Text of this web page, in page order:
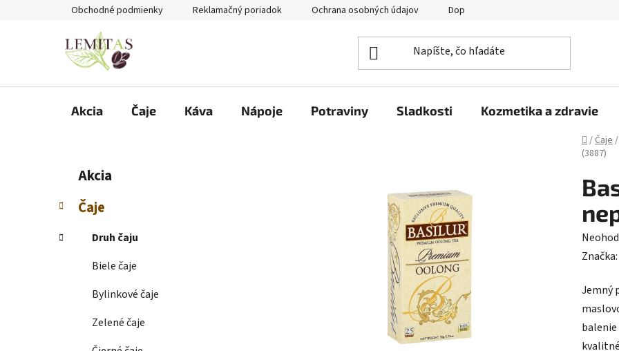
Obchodné podmienky Reklamačný poriadok Ochrana osobných údajov Doprava a platba
Akcia Čaje Káva Nápoje Potraviny Sladkosti Kozmetika a zdravie
Domov
/Čaje/
(3887)
č
ý
Preskočiť
kategórie
t
e
ó
Akcia
Čaje
Druh čaju
Biele čaje
Bylinkové čaje
Zelené čaje
je
0,0
z
Značka:
Jemný
balenie